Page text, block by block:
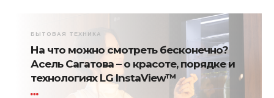
БЫТОВАЯ ТЕХНИКА
На что можно смотреть бесконечно?
Асель Сагатова – о красоте, порядке и
технологиях LG InstaView™